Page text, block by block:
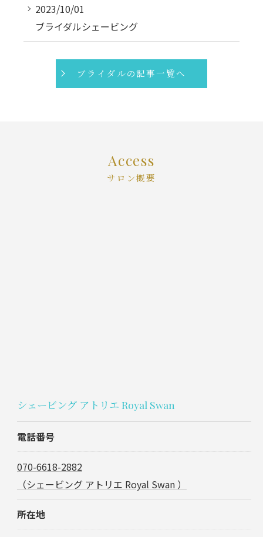
2023/10/01
ブライダルシェービング
ブライダルの記事一覧へ
サロン概要
Access
シェービング アトリエ Royal Swan
電話番号
070-6618-2882
（シェービング アトリエ Royal Swan ）
所在地